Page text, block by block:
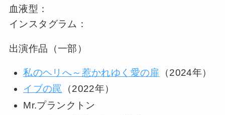
血液型：
インスタグラム：
出演作品（一部）
私のヘリへ～惹かれゆく愛の扉 （2024年）
イブの罠 （2022年）
Mr.プランクトン